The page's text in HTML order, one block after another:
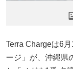
Terra Chargeは6月
ージ」が、沖縄県